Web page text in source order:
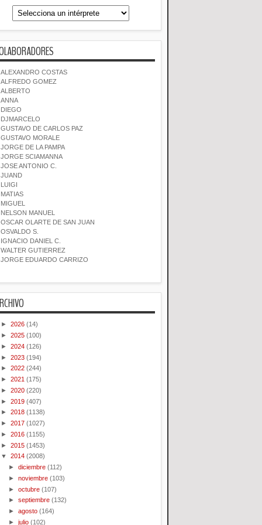
ALEXANDRO COSTAS
ALFREDO GOMEZ
ALBERTO
ANNA
DIEGO
DJMARCELO
GUSTAVO DE CARLOS PAZ
GUSTAVO MORALE
JORGE DE LA PAMPA
JORGE SCIAMANNA
JOSE ANTONIO C.
JUAND
LUIGI
MATIAS
MIGUEL
NELSON MANUEL
OSCAR OLARTE DE SAN JUAN
OSVALDO S.
IGNACIO DANIEL C.
WALTER GUTIERREZ
JORGE EDUARDO CARRIZO
► 2026 (14)
► 2025 (100)
► 2024 (126)
► 2023 (194)
► 2022 (244)
► 2021 (175)
► 2020 (220)
► 2019 (407)
► 2018 (1138)
► 2017 (1027)
► 2016 (1155)
► 2015 (1453)
▼ 2014 (2008)
►diciembre (112)
►noviembre (103)
►octubre (107)
►septiembre (132)
►agosto (164)
►julio (102)